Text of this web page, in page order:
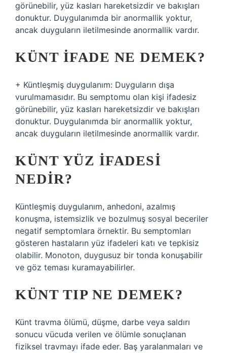
görünebilir, yüz kasları hareketsizdir ve bakışları
donuktur. Duygulanımda bir anormallik yoktur,
ancak duyguların iletilmesinde anormallik vardır.
KÜNT IFADE NE DEMEK?
+ Küntleşmiş duygulanım: Duyguların dışa
vurulmamasıdır. Bu semptomu olan kişi ifadesiz
görünebilir, yüz kasları hareketsizdir ve bakışları
donuktur. Duygulanımda bir anormallik yoktur,
ancak duyguların iletilmesinde anormallik vardır.
KÜNT YÜZ IFADESI
NEDIR?
Küntleşmiş duygulanım, anhedoni, azalmış
konuşma, istemsizlik ve bozulmuş sosyal beceriler
negatif semptomlara örnektir. Bu semptomları
gösteren hastaların yüz ifadeleri katı ve tepkisiz
olabilir. Monoton, duygusuz bir tonda konuşabilir
ve göz teması kuramayabilirler.
KÜNT TIP NE DEMEK?
Künt travma ölümü, düşme, darbe veya saldırı
sonucu vücuda verilen ve ölümle sonuçlanan
fiziksel travmayı ifade eder. Baş yaralanmaları ve